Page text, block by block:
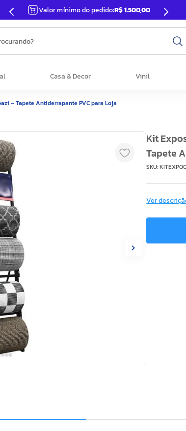
Valor mínimo do pedido:R$ 1.500,00
Casa & Decor Vinil
– Tapete Antiderrapante PVC para Loja
Kit
Tapete
SKU:
Ver